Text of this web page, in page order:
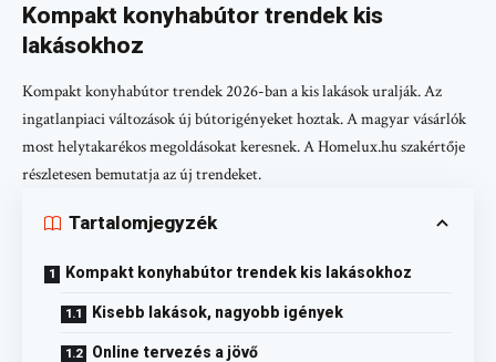
Kompakt konyhabútor trendek kis
lakásokhoz
Kompakt konyhabútor trendek 2026-ban a kis lakások uralják. Az
ingatlanpiaci változások új bútorigényeket hoztak. A magyar vásárlók
most helytakarékos megoldásokat keresnek. A Homelux.hu szakértője
részletesen bemutatja az új trendeket.
Tartalomjegyzék
Kompakt konyhabútor trendek kis lakásokhoz
Kisebb lakások, nagyobb igények
Online tervezés a jövő